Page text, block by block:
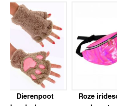
Dierenpoot
Roze